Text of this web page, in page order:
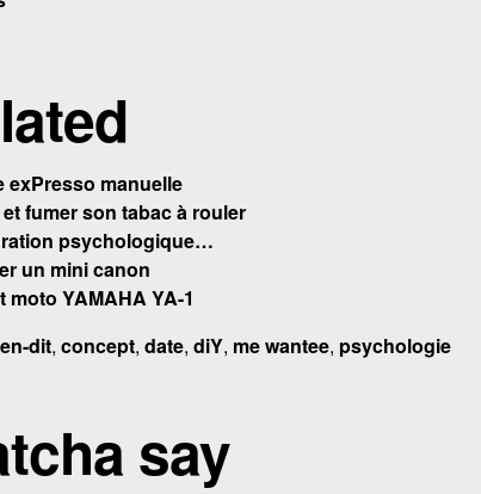
exPresso manuelle
fumer son tabac à rouler
psychologique…
un mini canon
moto YAMAHA YA-1
dit, concept, date, diY, me wantee, psychologie
say